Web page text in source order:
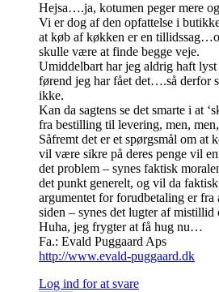
Hejsa….ja, kotumen peger mere
Vi er dog af den opfattelse i
at køb af køkken er en
skulle være at finde begge veje.
Umiddelbart har jeg aldrig haft
førend jeg har fået det….så derfor
ikke.
Kan da sagtens se det smarte i at
fra bestilling til levering, men,
Såfremt det er et spørgsmål om at
vil være sikre på deres penge vil
det problem – synes faktisk
det punkt generelt, og vil da
argumentet for forudbetaling er fra
siden – synes det lugter af mistillid
Huha, jeg frygter at få hug nu…
Fa.: Evald Puggaard Aps
http://www.evald-puggaard.dk
Log ind for at svare